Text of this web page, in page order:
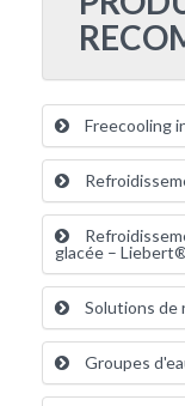
Freecooling
glacée –
Solutions de
Groupes